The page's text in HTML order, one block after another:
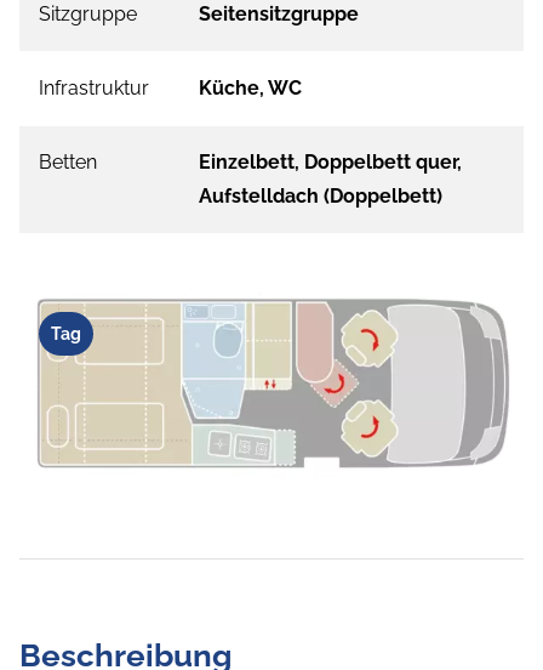
Sitzgruppe Seitensitzgruppe
Infrastruktur Küche, WC
Betten
Einzelbett, Doppelbett quer,
Aufstelldach (Doppelbett)
Tag
Beschreibung